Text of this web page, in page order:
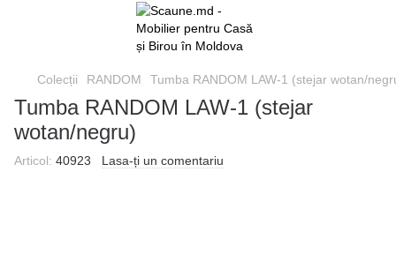
Colecții RANDOM Tumba RANDOM LAW-1 (stejar wotan/
Tumba RANDOM LAW-1 (stejar
wotan/negru)
Articol: 40923 Lasa-ți un comentariu